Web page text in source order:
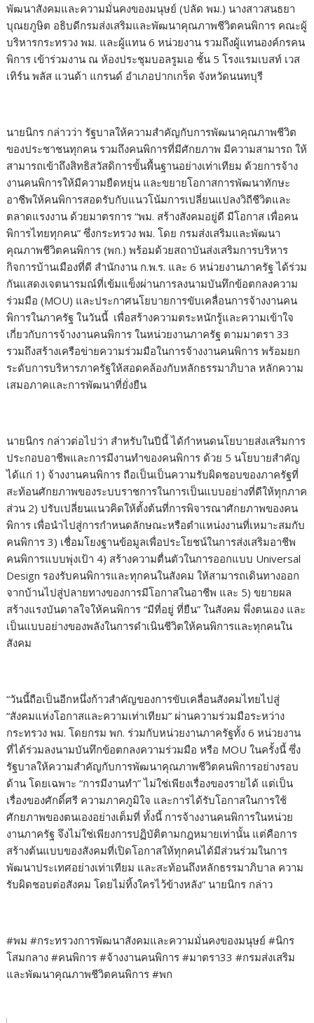
พัฒนาสังคมและความมั่นคงของมนุษย์ (ปลัด พม.) นางสาวสนธยา
บุณยภูษิต อธิบดีกรมส่งเสริมและพัฒนาคุณภาพชีวิตคนพิการ คณะผู้
บริหารกระทรวง พม. และผู้แทน 6 หน่วยงาน รวมถึงผู้แทนองค์กรคน
พิการ เข้าร่วมงาน ณ ห้องประชุมบอลรูมเอ ชั้น 5 โรงแรมเบสท์ เวส
เทิร์น พลัส แวนด้า แกรนด์ อำเภอปากเกร็ด จังหวัดนนทบุรี
นายนิกร กล่าวว่า รัฐบาลให้ความสำคัญกับการพัฒนาคุณภาพชีวิต
ของประชาชนทุกคน รวมถึงคนพิการที่มีศักยภาพ มีความสามารถ ให้
สามารถเข้าถึงสิทธิสวัสดิการขั้นพื้นฐานอย่างเท่าเทียม ด้วยการจ้าง
งานคนพิการให้มีความยืดหยุ่น และขยายโอกาสการพัฒนาทักษะ
อาชีพให้คนพิการสอดรับกับแนวโน้มการเปลี่ยนแปลงวิถีชีวิตและ
ตลาดแรงงาน ด้วยมาตรการ “พม. สร้างสังคมอยู่ดี มีโอกาส เพื่อคน
พิการไทยทุกคน” ซึ่งกระทรวง พม. โดย กรมส่งเสริมและพัฒนา
คุณภาพชีวิตคนพิการ (พก.) พร้อมด้วยสถาบันส่งเสริมการบริหาร
กิจการบ้านเมืองที่ดี สำนักงาน ก.พ.ร. และ 6 หน่วยงานภาครัฐ ได้ร่วม
กันแสดงเจตนารมณ์ที่เข้มแข็งผ่านการลงนามบันทึกข้อตกลงความ
ร่วมมือ (MOU) และประกาศนโยบายการขับเคลื่อนการจ้างงานคน
พิการในภาครัฐ ในวันนี้ เพื่อสร้างความตระหนักรู้และความเข้าใจ
เกี่ยวกับการจ้างงานคนพิการ ในหน่วยงานภาครัฐ ตามมาตรา 33
รวมถึงสร้างเครือข่ายความร่วมมือในการจ้างงานคนพิการ พร้อมยก
ระดับการบริหารภาครัฐให้สอดคล้องกับหลักธรรมาภิบาล หลักความ
เสมอภาคและการพัฒนาที่ยั่งยืน
นายนิกร กล่าวต่อไปว่า สำหรับในปีนี้ ได้กำหนดนโยบายส่งเสริมการ
ประกอบอาชีพและการมีงานทำของคนพิการ ด้วย 5 นโยบายสำคัญ
ได้แก่ 1) จ้างงานคนพิการ ถือเป็นเป็นความรับผิดชอบของภาครัฐที่
สะท้อนศักยภาพของระบบราชการในการเป็นแบบอย่างที่ดีให้ทุกภาค
ส่วน 2) ปรับเปลี่ยนแนวคิดให้ตั้งต้นที่การพิจารณาศักยภาพของคน
พิการ เพื่อนำไปสู่การกำหนดลักษณะหรือตำแหน่งงานที่เหมาะสมกับ
คนพิการ 3) เชื่อมโยงฐานข้อมูลเพื่อประโยชน์ในการส่งเสริมอาชีพ
คนพิการแบบพุ่งเป้า 4) สร้างความตื่นตัวในการออกแบบ Universal
Design รองรับคนพิการและทุกคนในสังคม ให้สามารถเดินทางออก
จากบ้านไปสู่ปลายทางของการมีโอกาสในอาชีพ และ 5) ขยายผล
สร้างแรงบันดาลใจให้คนพิการ “มีที่อยู่ ที่ยืน” ในสังคม พึ่งตนเอง และ
เป็นแบบอย่างของพลังในการดำเนินชีวิตให้คนพิการและทุกคนใน
สังคม
“วันนี้ถือเป็นอีกหนึ่งก้าวสำคัญของการขับเคลื่อนสังคมไทยไปสู่
“สังคมแห่งโอกาสและความเท่าเทียม” ผ่านความร่วมมือระหว่าง
กระทรวง พม. โดยกรม พก. ร่วมกับหน่วยงานภาครัฐทั้ง 6 หน่วยงาน
ที่ได้ร่วมลงนามบันทึกข้อตกลงความร่วมมือ หรือ MOU ในครั้งนี้ ซึ่ง
รัฐบาลให้ความสำคัญกับการพัฒนาคุณภาพชีวิตคนพิการอย่างรอบ
ด้าน โดยเฉพาะ “การมีงานทำ” ไม่ใช่เพียงเรื่องของรายได้ แต่เป็น
เรื่องของศักดิ์ศรี ความภาคภูมิใจ และการได้รับโอกาสในการใช้
ศักยภาพของตนเองอย่างเต็มที่ ทั้งนี้ การจ้างงานคนพิการในหน่วย
งานภาครัฐ จึงไม่ใช่เพียงการปฏิบัติตามกฎหมายเท่านั้น แต่คือการ
สร้างต้นแบบของสังคมที่เปิดโอกาสให้ทุกคนได้มีส่วนร่วมในการ
พัฒนาประเทศอย่างเท่าเทียม และสะท้อนถึงหลักธรรมาภิบาล ความ
รับผิดชอบต่อสังคม โดยไม่ทิ้งใครไว้ข้างหลัง” นายนิกร กล่าว
#พม #กระทรวงการพัฒนาสังคมและความมั่นคงของมนุษย์ #นิกร
โสมกลาง #คนพิการ #จ้างงานคนพิการ #มาตรา33 #กรมส่งเสริม
และพัฒนาคุณภาพชีวิตคนพิการ #พก